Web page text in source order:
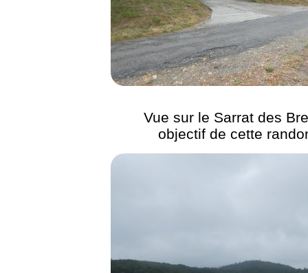
Vue sur le Sarrat des
objectif de cette